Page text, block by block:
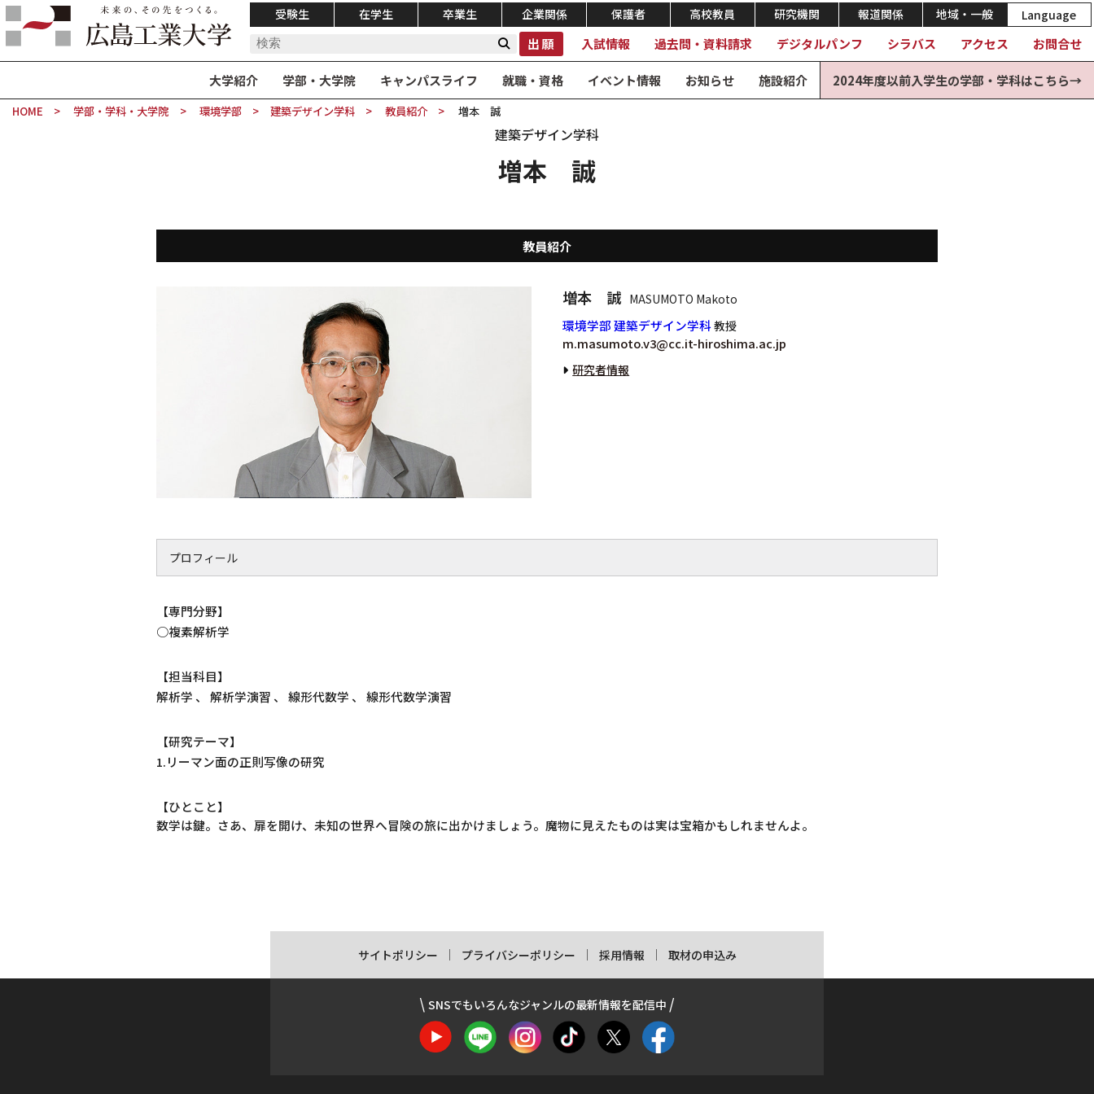
受験生 在学生 卒業生 企業関係 保護者 高校教員 研究機関 報道関係 地域・一般 Language
出願 入試情報 過去問・資料請求 デジタルパンフ シラバス アクセス お問合せ
大学紹介 学部・大学院 キャンパスライフ 就職・資格 イベント情報 お知らせ 施設紹介 2024年度以前入学生の学部・学科はこちら→
HOME 学部・学科・大学院 環境学部 建築デザイン学科 教員紹介 増本 誠
建築デザイン学科
増本 誠
教員紹介
増本 誠 MASUMOTO Makoto
環境学部 建築デザイン学科教授
m.masumoto.v3@cc.it-hiroshima.ac.jp
研究者情報
プロフィール
【専門分野】
○複素解析学
【担当科目】
解析学 、 解析学演習 、 線形代数学 、 線形代数学演習
【研究テーマ】
1.リーマン面の正則写像の研究
【ひとこと】
数学は鍵。さあ、扉を開け、未知の世界へ冒険の旅に出かけましょう。魔物に見えたものは実は宝箱かもしれませんよ。
サイトポリシー プライバシーポリシー 採用情報 取材の申込み
SNSでもいろんなジャンルの最新情報を配信中